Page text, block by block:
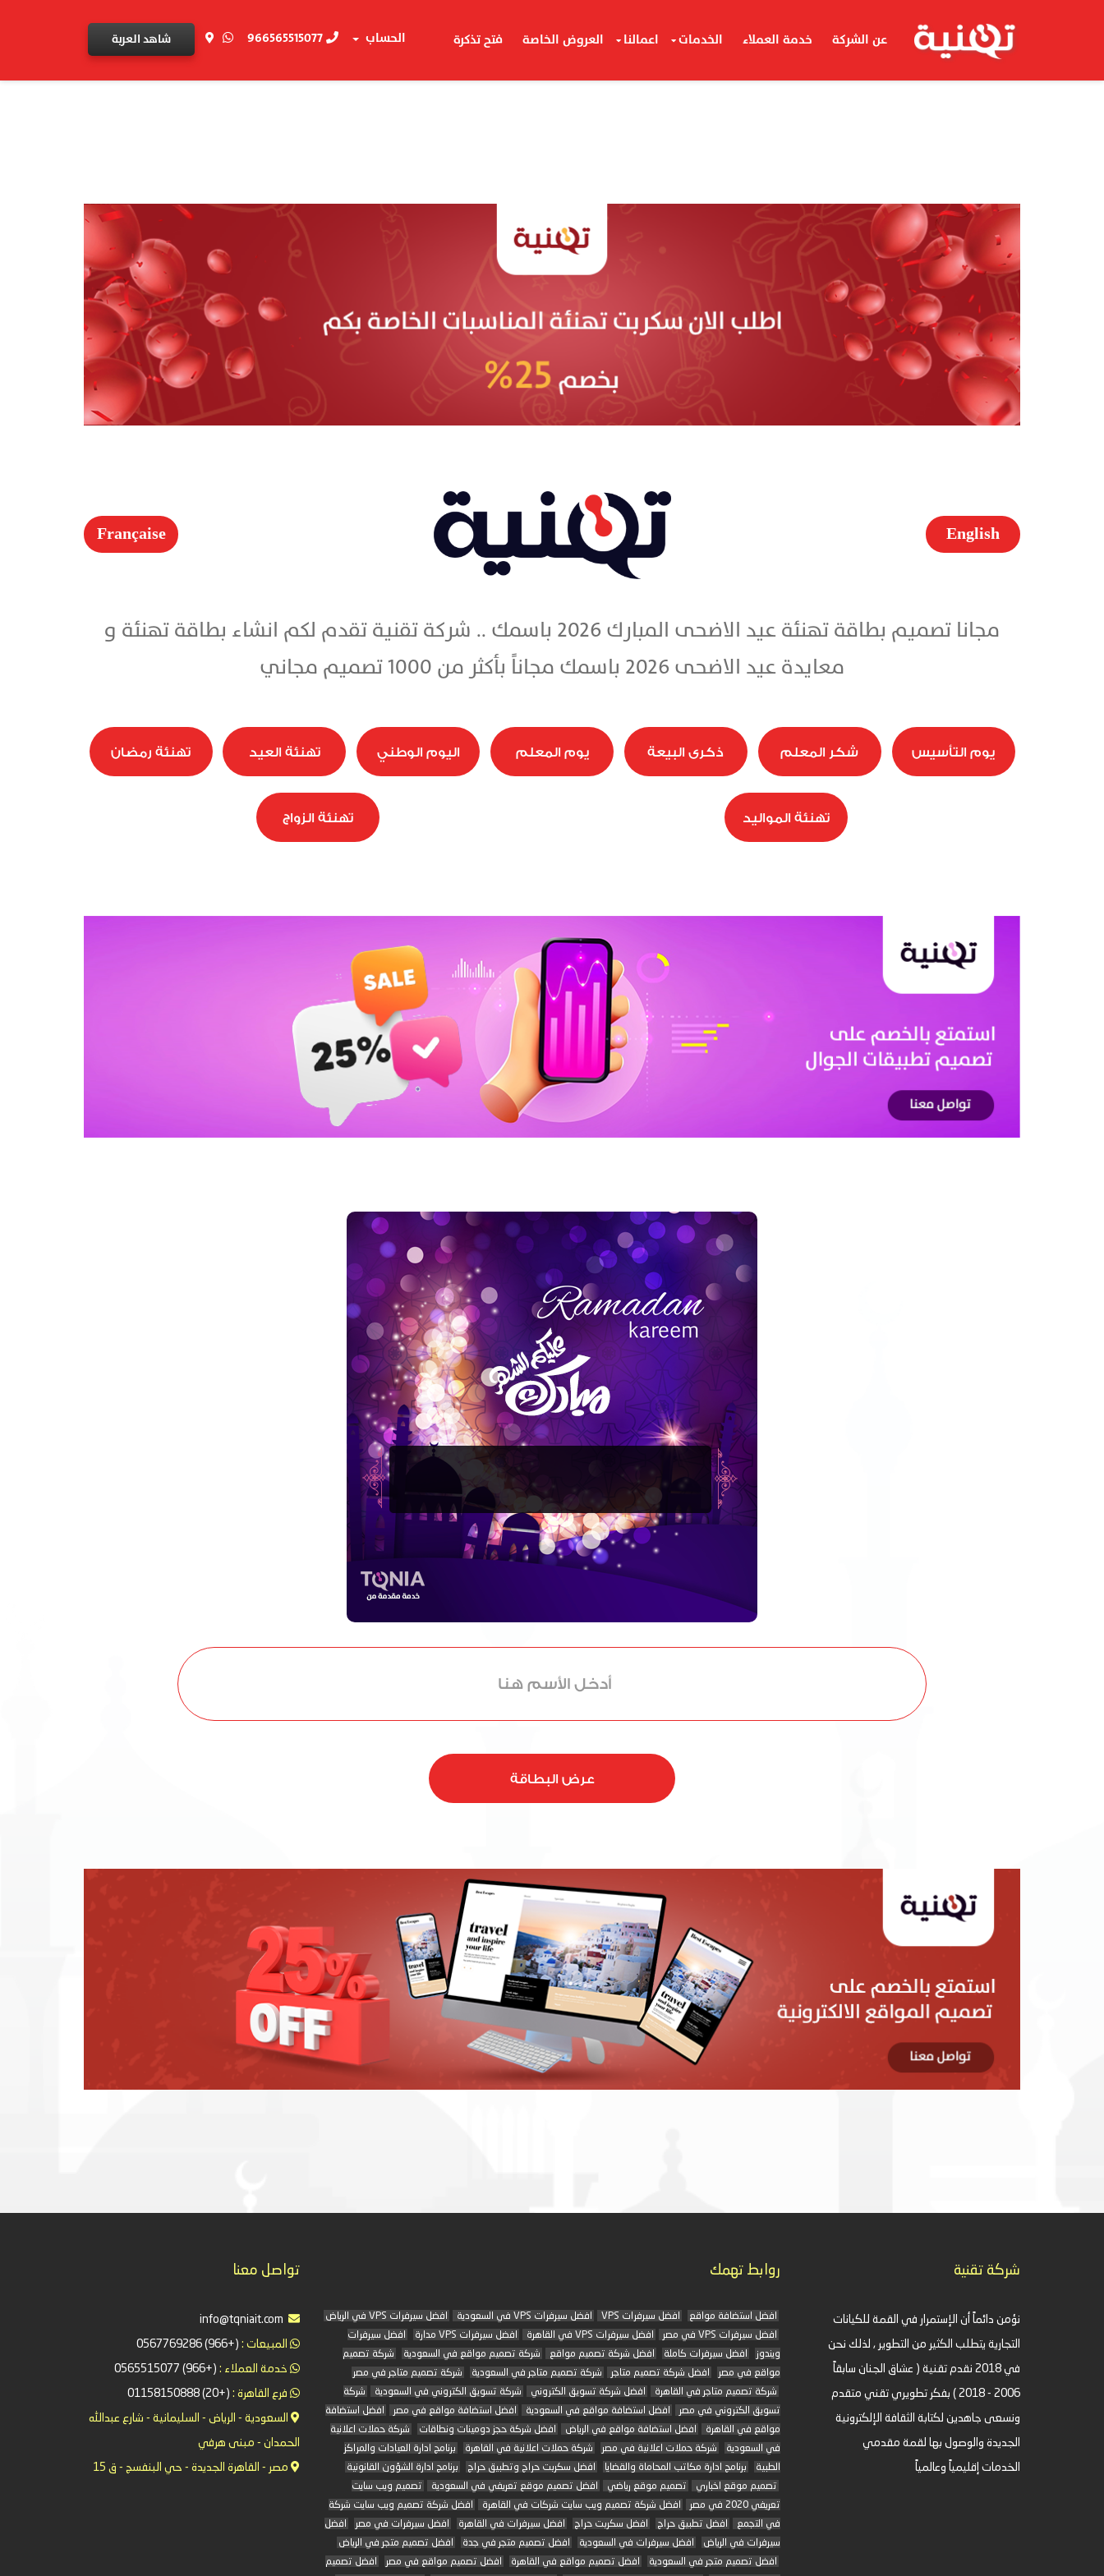
الحساب 966565515077 شاهد العربة عن الشركة خدمة العملاء الخدمات اعمالنا العروض الخاصة فتح تذكرة
English
Française
مجانا تصميم بطاقة تهنئة عيد الاضحى المبارك 2026 باسمك .. شركة تقنية تقدم لكم انشاء بطاقة تهنئة و
معايدة عيد الاضحى 2026 باسمك مجاناً بأكثر من 1000 تصميم مجاني
يوم التأسيس شكر المعلم ذكرى البيعة يوم المعلم اليوم الوطني تهنئة العيد تهنئة رمضان
تهنئة المواليد تهنئة الزواج
شركة تقنية
نؤمن دائماً أن الإستمرار في القمة للكيانات
التجارية يتطلب الكثير من التطوير , لذلك نحن
في 2018 نقدم تقنية ( عشاق الجنان سابقاً
2006 - 2018 ) بفكر تطويري تقني متقدم
ونسعى جاهدين لكتابة الثقافة الإلكترونية
الجديدة والوصول بها لقمة مقدمي
الخدمات إقليمياً وعالمياً
روابط تهمك
افضل استضافة مواقع افضل سيرفرات VPS افضل سيرفرات VPS في السعودية
افضل سيرفرات VPS في الرياض
افضل سيرفرات VPS في مصر
افضل سيرفرات VPS في القاهرة افضل سيرفرات VPS مدارة
افضل سيرفرات
ويندوز
افضل سيرفرات كاملة افضل شركة تصميم مواقع شركة تصميم مواقع في السعودية
شركة تصميم
مواقع في مصر
افضل شركة تصميم متاجر شركة تصميم متاجر في السعودية
شركة تصميم متاجر في مصر
شركة تصميم متاجر في القاهرة
افضل شركة تسويق الكتروني شركة تسويق الكتروني في السعودية
شركة
تسويق الكتروني في مصر
افضل استضافة مواقع في السعودية افضل استضافة مواقع في مصر
افضل استضافة
مواقع في القاهرة
افضل استضافة مواقع في الرياض افضل شركة حجز دومينات ونطاقات
شركة حملات اعلانية
في السعودية
شركة حملات اعلانية في مصر شركة حملات اعلانية في القاهرة
برنامج ادارة العيادات والمراكز
الطبية
برنامج ادارة مكاتب المحاماة والقضايا افضل سكربت حراج وتطبيق حراج
برنامج ادارة الشؤون القانونية
تصميم موقع اخباري
تصميم موقع رياضي افضل تصميم موقع تعريفي في السعودية
تصميم ويب سايت
تعريفي 2020 في مصر
افضل شركة تصميم ويب سايت شركات في القاهرة
افضل شركة تصميم ويب سايت شركة
في التجمع
افضل تطبيق حراج افضل سكربت حراج افضل سيرفرات في القاهرة افضل سيرفرات في مصر
افضل
سيرفرات في الرياض
افضل سيرفرات في السعودية افضل تصميم متجر في جدة
افضل تصميم متجر في الرياض
افضل تصميم متجر في السعودية
افضل تصميم مواقع في القاهرة افضل تصميم مواقع في مصر افضل تصميم
تواصل معنا
المبيعات : (+966) 0567769286
خدمة العملاء : (+966) 0565515077
فرع القاهرة : (+20) 01158150888
السعودية - الرياض - السليمانية - شارع عبدالله
الحمدان - مبنى هرفي
مصر - القاهرة الجديدة - حي البنفسج - ق 15